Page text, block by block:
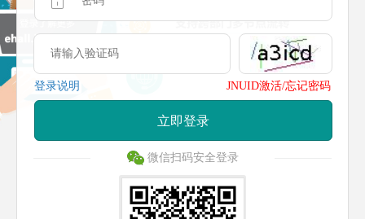
登录说明 JNUID激活/忘记密码
立即登录
微信扫码安全登录